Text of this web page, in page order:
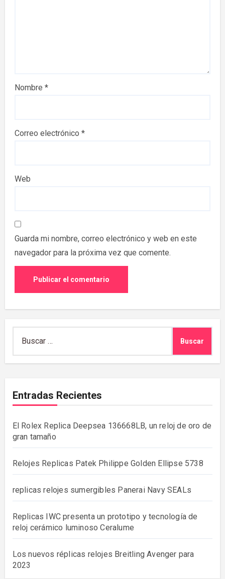
Nombre *
Correo electrónico *
Web
Guarda mi nombre, correo electrónico y web en este
navegador para la próxima vez que comente.
Entradas Recientes
El Rolex Replica Deepsea 136668LB, un reloj de oro de
gran tamaño
Relojes Replicas Patek Philippe Golden Ellipse 5738
replicas relojes sumergibles Panerai Navy SEALs
Replicas IWC presenta un prototipo y tecnología de
reloj cerámico luminoso Ceralume
Los nuevos réplicas relojes Breitling Avenger para
2023